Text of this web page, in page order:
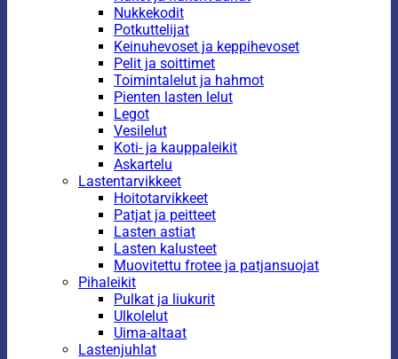
Nukkekodit
Potkuttelijat
Keinuhevoset ja keppihevoset
Pelit ja soittimet
Toimintalelut ja hahmot
Pienten lasten lelut
Legot
Vesilelut
Koti- ja kauppaleikit
Askartelu
Lastentarvikkeet
Hoitotarvikkeet
Patjat ja peitteet
Lasten astiat
Lasten kalusteet
Muovitettu frotee ja patjansuojat
Pihaleikit
Pulkat ja liukurit
Ulkolelut
Uima-altaat
Lastenjuhlat